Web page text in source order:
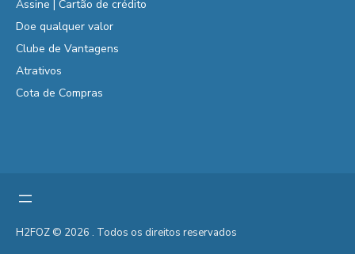
Assine | Cartão de crédito
Doe qualquer valor
Clube de Vantagens
Atrativos
Cota de Compras
H2FOZ © 2026 . Todos os direitos reservados